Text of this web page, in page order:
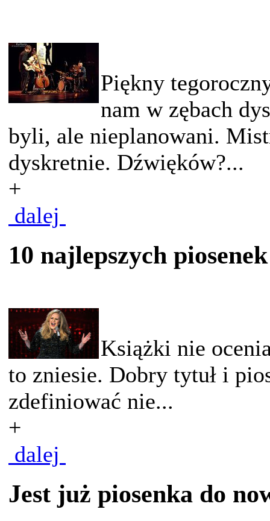
Piękny
nam w zębach
byli, ale nieplanowani.
dyskretnie. Dźwięków?...
+
dalej
10 najlepszych
Książki nie
to zniesie. Dobry tytuł i
zdefiniować nie...
+
dalej
Jest już piosenka do